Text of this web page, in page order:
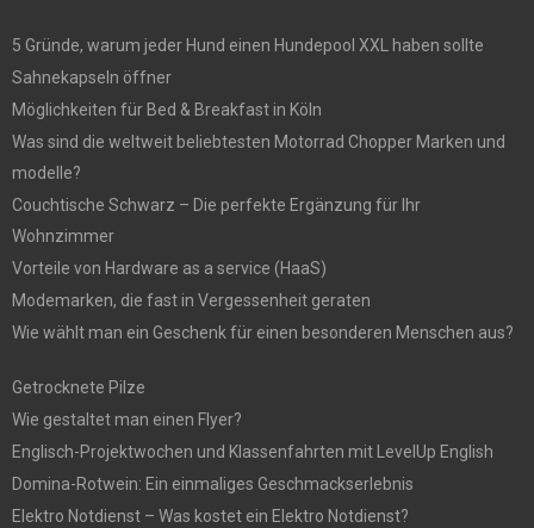
5 Gründe, warum jeder Hund einen Hundepool XXL haben sollte
Sahnekapseln öffner
Möglichkeiten für Bed & Breakfast in Köln
Was sind die weltweit beliebtesten Motorrad Chopper Marken und
modelle?
Couchtische Schwarz – Die perfekte Ergänzung für Ihr
Wohnzimmer
Vorteile von Hardware as a service (HaaS)
Modemarken, die fast in Vergessenheit geraten
Wie wählt man ein Geschenk für einen besonderen Menschen aus?
Getrocknete Pilze
Wie gestaltet man einen Flyer?
Englisch-Projektwochen und Klassenfahrten mit LevelUp English
Domina-Rotwein: Ein einmaliges Geschmackserlebnis
Elektro Notdienst – Was kostet ein Elektro Notdienst?